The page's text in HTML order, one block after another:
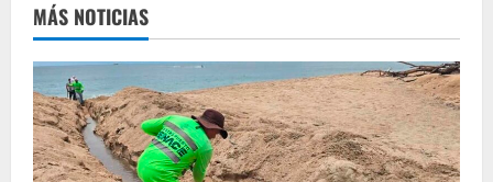
e
y
e
MÁS NOTICIAS